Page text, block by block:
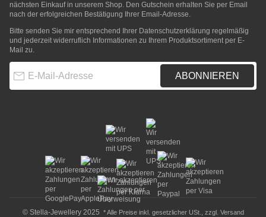
nächsten Einkauf in unserem Shop. Den Gutschein erhalten Sie per Email
nach der erfolgreichen Bestätigung Ihrer Email-Adresse.
Bitte senden Sie mir entsprechend Ihrer Datenschutzerklärung regelmäßig
und jederzeit widerruflich Informationen zu Ihrem Produktsortiment per E-
Mail zu.
ABONNIEREN
© Stella-Jewellery 2025 * Alle Preise inkl. gesetzlicher USt., zzgl. Versand